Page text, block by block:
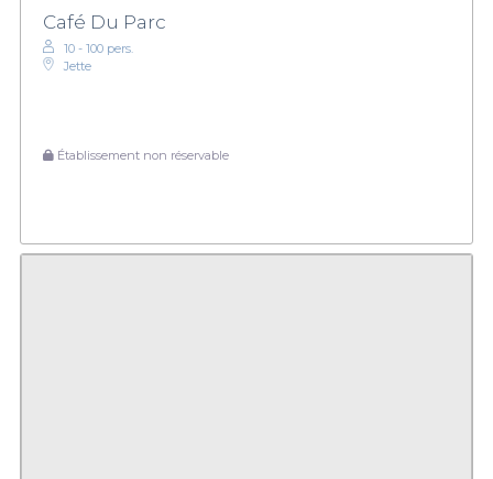
Café Du Parc
10 - 100 pers.
Jette
Établissement non réservable